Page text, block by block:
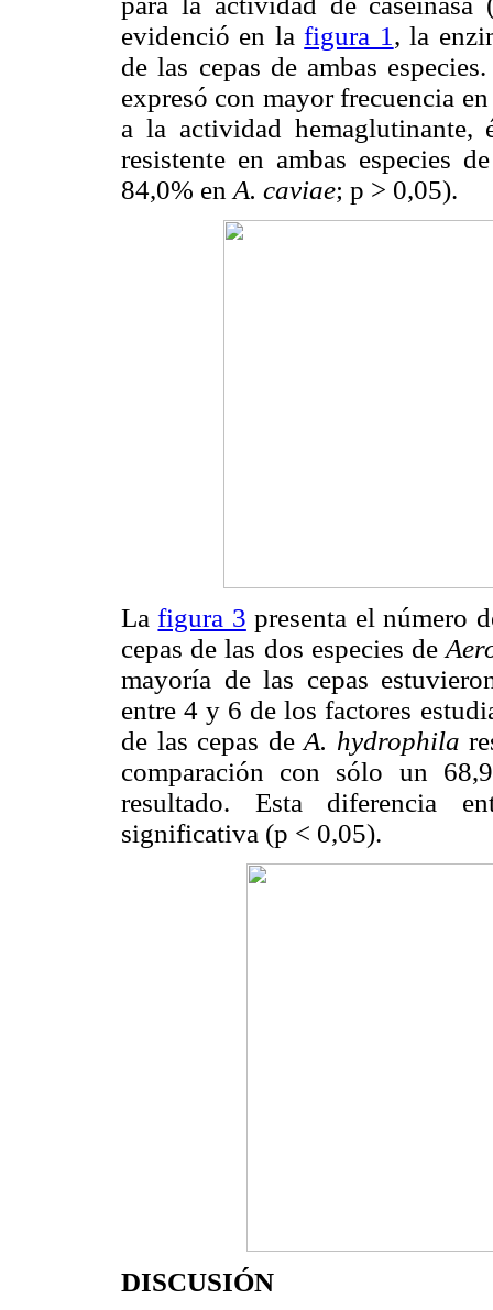
evidenció en lafigura 1 , la
de las cepas de ambas
expresó con mayor frecuencia
a la actividad hemaglutinante,
resistente en ambas especies
84,0% en A. caviae; p > 0,05).
Lafigura 3 presenta el número
cepas de las dos especies de
mayoría de las cepas
entre 4 y 6 de los factores
de las cepas de A. hydrophila
comparación con sólo un
resultado. Esta diferencia
significativa (p < 0,05).
DISCUSIÓN